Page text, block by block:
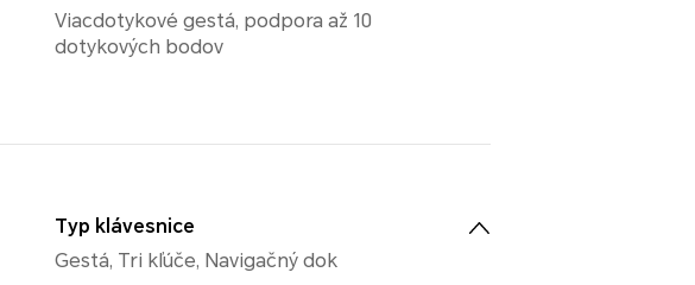
Viacdotykové gestá, podpora až 10
dotykových bodov
Typ klávesnice
Gestá, Tri kľúče, Navigačný dok